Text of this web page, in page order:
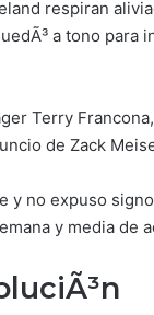
respiran
a tono
Terry
de Zack
y no expuso
y media de